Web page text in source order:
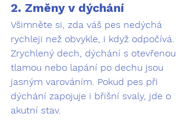
2. Změny v dýchání
Všimněte si, zda váš pes nedýchá
rychleji než obvykle, i když odpočívá.
Zrychlený dech, dýchání s otevřenou
tlamou nebo lapání po dechu jsou
jasným varováním. Pokud pes při
dýchání zapojuje i břišní svaly, jde o
akutní stav.